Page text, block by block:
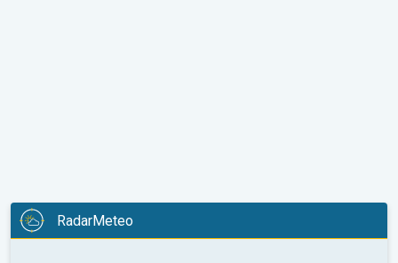
RadarMeteo